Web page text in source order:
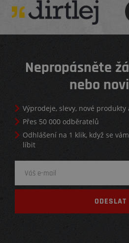
Nepropásněte
nebo
Výprodeje, slevy, nové produkty
Přes 50 000 odběratelů
Odhlášení na 1 klik, když se
líbit